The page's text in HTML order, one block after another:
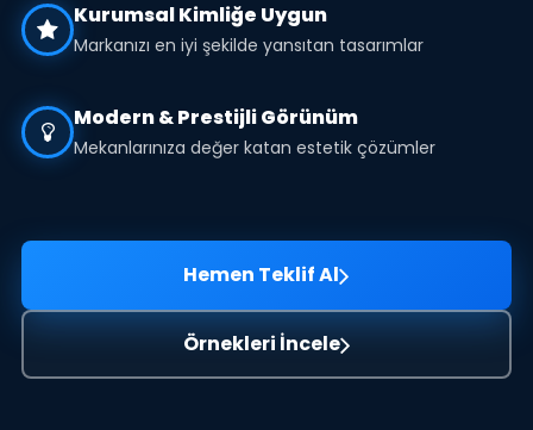
Kurumsal Kimliğe Uygun
Markanızı en iyi şekilde yansıtan tasarımlar
Modern & Prestijli Görünüm
Mekanlarınıza değer katan estetik çözümler
Hemen Teklif Al
Örnekleri İncele